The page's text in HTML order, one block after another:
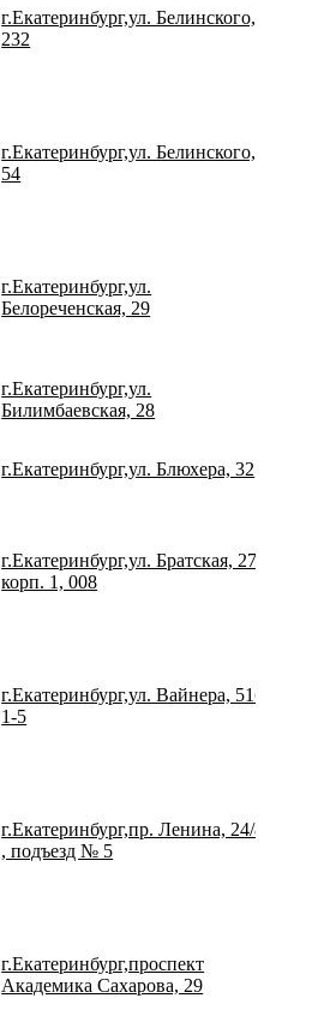
г.Екатеринбург,ул. Белинского,
232
г.Екатеринбург,ул. Белинского,
54
г.Екатеринбург,ул.
Белореченская, 29
г.Екатеринбург,ул.
Билимбаевская, 28
г.Екатеринбург,ул. Блюхера, 32
г.Екатеринбург,ул. Братская, 27
корп. 1, 008
г.Екатеринбург,ул. Вайнера, 51б,
1-5
г.Екатеринбург,пр. Ленина, 24/8
, подъезд № 5
г.Екатеринбург,проспект
Академика Сахарова, 29